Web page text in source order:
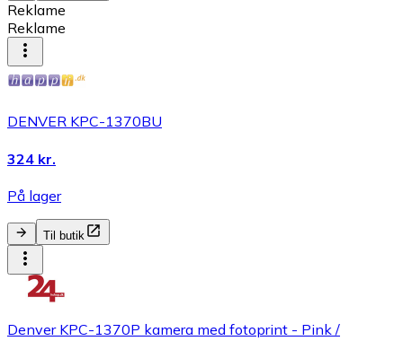
Reklame
Reklame
DENVER KPC-1370BU
324 kr.
På lager
Til butik
Denver KPC-1370P kamera med fotoprint - Pink /